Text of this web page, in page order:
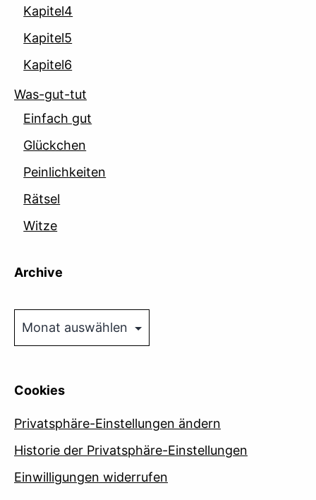
Kapitel4
Kapitel5
Kapitel6
Was-gut-tut
Einfach gut
Glückchen
Peinlichkeiten
Rätsel
Witze
Archive
Cookies
Privatsphäre-Einstellungen ändern
Historie der Privatsphäre-Einstellungen
Einwilligungen widerrufen